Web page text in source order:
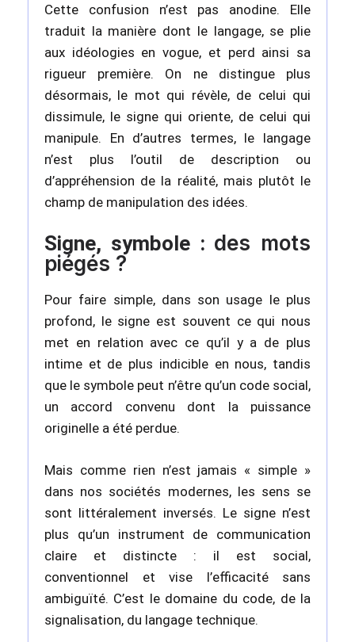
Cette confusion n’est pas anodine. Elle
traduit la manière dont le langage, se plie
aux idéologies en vogue, et perd ainsi sa
rigueur première. On ne distingue plus
désormais, le mot qui révèle, de celui qui
dissimule, le signe qui oriente, de celui qui
manipule. En d’autres termes, le langage
n’est plus l’outil de description ou
d’appréhension de la réalité, mais plutôt le
champ de manipulation des idées.
Signe, symbole : des mots
piégés ?
Pour faire simple, dans son usage le plus
profond, le signe est souvent ce qui nous
met en relation avec ce qu’il y a de plus
intime et de plus indicible en nous, tandis
que le symbole peut n’être qu’un code social,
un accord convenu dont la puissance
originelle a été perdue.
Mais comme rien n’est jamais « simple »
dans nos sociétés modernes, les sens se
sont littéralement inversés. Le signe n’est
plus qu’un instrument de communication
claire et distincte : il est social,
conventionnel et vise l’efficacité sans
ambiguïté. C’est le domaine du code, de la
signalisation, du langage technique.